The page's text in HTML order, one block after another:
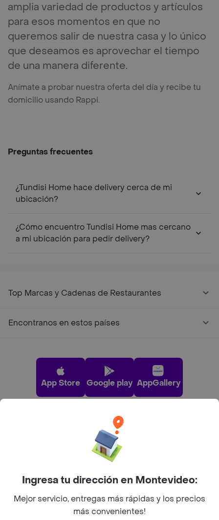
amplia variedad de productos y artículos
para esos momentos en que no
queremos salir de nuestra casa y lo único
que deseamos es aprovechar el tiempo
de una manera diferente.
Anímate a probar nuestra oferta del día y recibe tu
domicilio usando Rappi.
Preguntas frecuentes
¿Tundisi Home hace delivery cerca de mi
ubicación?
¿Cómo encuentro Tundisi Home mas cercano
a mi ubicación para pedir delivery?
Top Marcas y Cadenas de Restaurantes
Encontranos en estos países
App Store Google play AppGallery
Pide tu comida favorita cerca de ti
Ingresa tu dirección en Montevideo:
Mejor servicio, entregas más rápidas y los precios
más convenientes!